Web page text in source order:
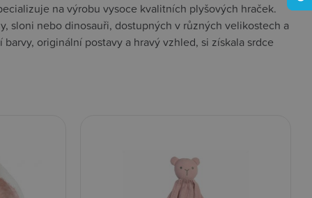
na výrobu vysoce kvalitních plyšových hraček.
sloni nebo dinosauři, dostupných v různých velikostech a
originální postavy a hravý vzhled, si získala srdce